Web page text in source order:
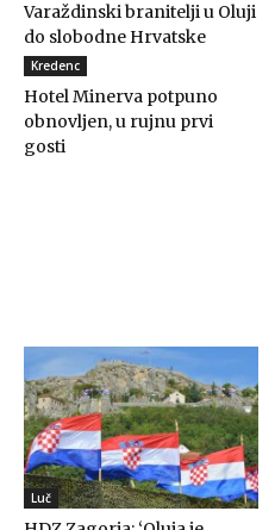
Varaždinski branitelji u Oluji
do slobodne Hrvatske
Kredenc
Hotel Minerva potpuno
obnovljen, u rujnu prvi
gosti
Luč